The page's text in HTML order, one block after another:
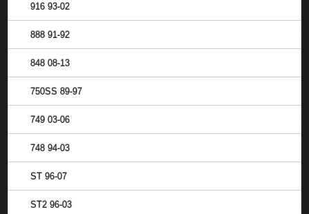
916 93-02
888 91-92
848 08-13
750SS 89-97
749 03-06
748 94-03
ST 96-07
ST2 96-03